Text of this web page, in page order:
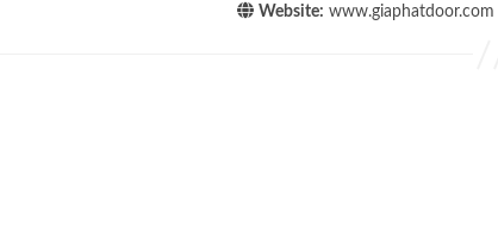
Website: www.giaphatdoor.com